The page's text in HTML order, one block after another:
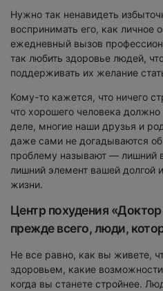
Нужно так ненавидеть
воспринимать его, как личное
ежедневный вызов
так любить здоровье людей,
поддерживать их желание
Кому-то кажется, что ничего
что хорошего человека
деле, многие наши друзья и
даже сами не догадываются
проблему называют — лишний
лишний элемент вашей
жизни.
Центр похудения
прежде всего, люди,
Не все равно, как вы живете,
здоровьем, какие
когда вы станете стройнее.